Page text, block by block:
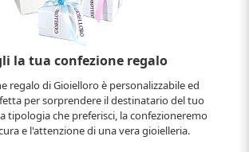
la tua confezione regalo
regalo di Gioielloro è personalizzabile ed
per sorprendere il destinatario del tuo
tipologia che preferisci, la confezioneremo
e l'attenzione di una vera gioielleria.